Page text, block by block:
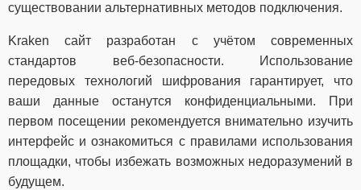
существовании альтернативных методов подключения.
Kraken сайт разработан с учётом современных
стандартов веб-безопасности. Использование
передовых технологий шифрования гарантирует, что
ваши данные останутся конфиденциальными. При
первом посещении рекомендуется внимательно изучить
интерфейс и ознакомиться с правилами использования
площадки, чтобы избежать возможных недоразумений в
будущем.